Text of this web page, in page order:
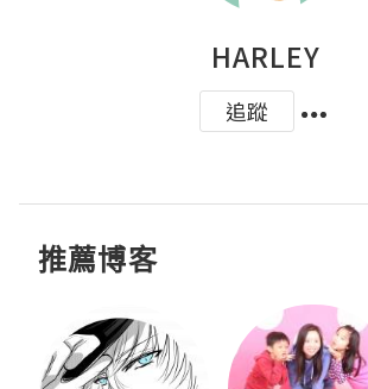
HARLEY
追蹤
推薦博客